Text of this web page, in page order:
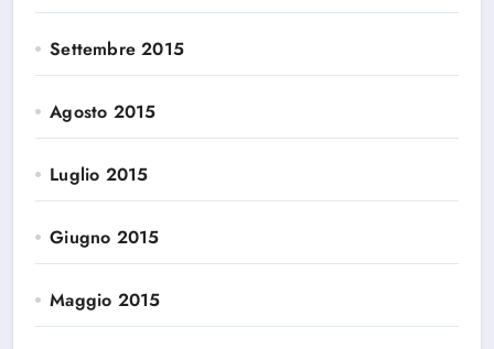
Settembre 2015
Agosto 2015
Luglio 2015
Giugno 2015
Maggio 2015